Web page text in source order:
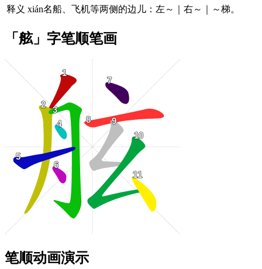
释义 xián名船、飞机等两侧的边儿：左～｜右～｜～梯。
「舷」字笔顺笔画
笔顺动画演示